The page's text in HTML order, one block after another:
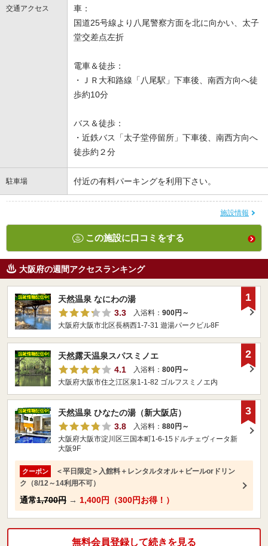
交通アクセス
車：
国道25号線より八尾警察方面を北に向かい、太子
堂交差点左折
電車＆徒歩：
・ＪＲ大和路線「八尾駅」下車後、南西方向へ徒
歩約10分
バス＆徒歩：
・近鉄バス「太子堂停留所」下車後、南西方向へ
徒歩約２分
駐車場 付近の有料パーキングを利用下さい。
施設情報
この施設に口コミをする
大阪府の週間アクセスランキング
天然温泉 なにわの湯
3.3
入浴料： 900円～
大阪府大阪市北区長柄西1-7-31 遊湯パークビル8F
1
天然露天温泉スパスミノエ
4.1
入浴料： 800円～
大阪府大阪市住之江区泉1-1-82 ゴルフスミノエ内
2
天然温泉 ひなたの湯（新大阪店）
3.8
入浴料： 880円～
大阪府大阪市淀川区三国本町1-6-15ドルチェヴィータ新
大阪9F
クーポン
＜平日限定＞入館料＋レンタルタオル＋ビールorドリン
ク（8/12～14利用不可）
通常1,700円 → 1,400円（300円お得！）
3
無料会員登録して続きを見る